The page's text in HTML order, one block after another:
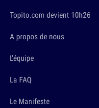
Topito.com devient 10h26
A propos de nous
L'équipe
La FAQ
Le Manifeste